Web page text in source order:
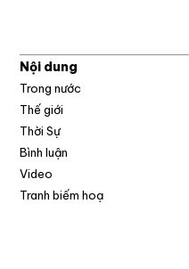
Nội dung
Trong nước
Thế giới
Thời Sự
Bình luận
Video
Tranh biếm hoạ